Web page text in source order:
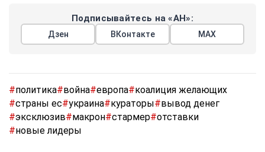
вопросу неучастия войск в украинском конфликте
остается неизменной, стоит перед важным рубежом: до
шансы удержать власть, вряд ли кто-то из них
рассматривается в качестве реального наследника
политического курса Макрона.